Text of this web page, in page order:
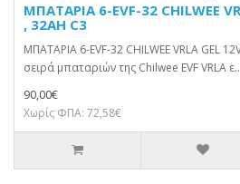
ΜΠΑΤΑΡΙΑ 6-EVF-32 CHILWEE
, 32AH C3
ΜΠΑΤΑΡΙΑ 6-EVF-32 CHILWEE VRLA GEL
σειρά μπαταριών της Chilwee EVF VRLA ε..
90,00€
Χωρίς ΦΠΑ: 72,58€